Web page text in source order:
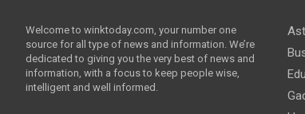
Welcome to winktoday.com, your number one
source for all type of news and information. We’re
dedicated to giving you the very best of news and
information, with a focus to keep people wise,
intelligent and well informed.